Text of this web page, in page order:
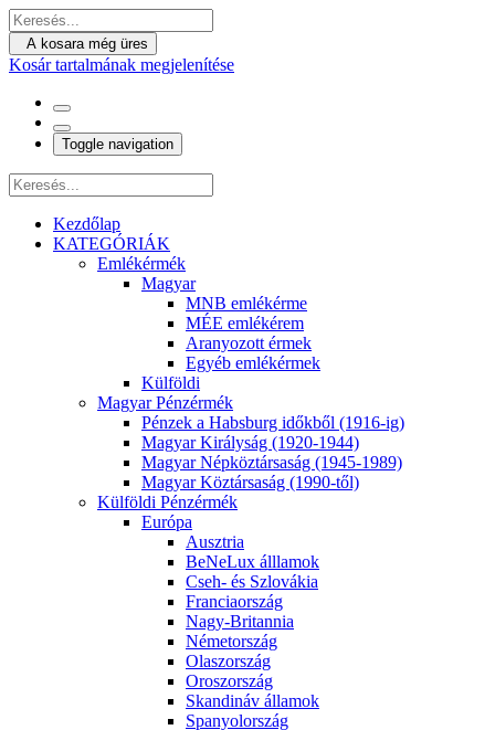
A kosara még üres
Kosár tartalmának megjelenítése
Toggle navigation
Kezdőlap
KATEGÓRIÁK
Emlékérmék
Magyar
MNB emlékérme
MÉE emlékérem
Aranyozott érmek
Egyéb emlékérmek
Külföldi
Magyar Pénzérmék
Pénzek a Habsburg időkből (1916-ig)
Magyar Királyság (1920-1944)
Magyar Népköztársaság (1945-1989)
Magyar Köztársaság (1990-től)
Külföldi Pénzérmék
Európa
Ausztria
BeNeLux álllamok
Cseh- és Szlovákia
Franciaország
Nagy-Britannia
Németország
Olaszország
Oroszország
Skandináv államok
Spanyolország